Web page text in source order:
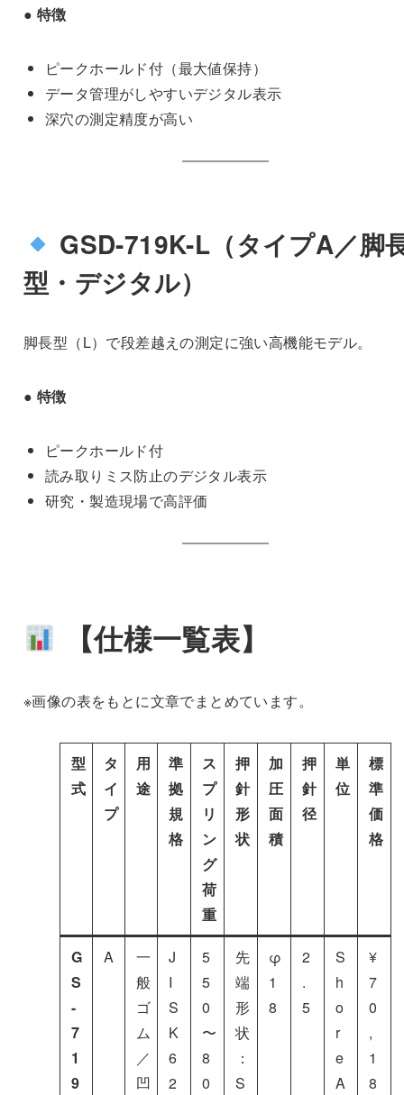
● 特徴
ピークホールド付（最大値保持）
データ管理がしやすいデジタル表示
深穴の測定精度が高い
GSD-719K-L（タイプA／脚
型・デジタル）
脚長型（L）で段差越えの測定に強い高機能モデル。
● 特徴
ピークホールド付
読み取りミス防止のデジタル表示
研究・製造現場で高評価
【仕様一覧表】
※画像の表をもとに文章でまとめています。
型
式
タ
イ
プ
用
途
準
拠
規
格
ス
プ
リ
ン
グ
荷
重
押
針
形
状
加
圧
面
積
押
針
径
単
位
標
準
価
格
G
S
-
7
1
9
A
一
般
ゴ
ム
／
凹
J
I
S
K
6
2
5
5
0
〜
8
0
先
端
形
状
：
S
φ
1
8
2
.
5
S
h
o
r
e
A
¥
7
0
,
1
8